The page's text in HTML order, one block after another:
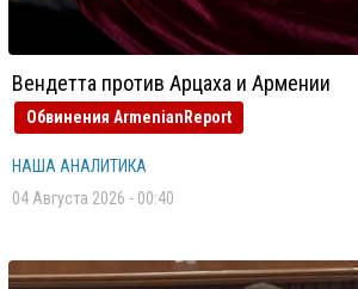
Вендетта против Арцаха и Армении
Обвинения ArmenianReport
НАША АНАЛИТИКА
04 Августа 2026 - 00:40